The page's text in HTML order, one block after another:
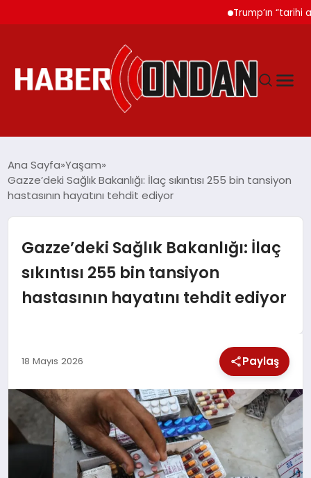
Trump’ın “tarihi
SIYASET
DÜNYA
EKONOMI
TEKNOLOJI
YAŞAM
Ana Sayfa Yaşam
Gazze’deki Sağlık Bakanlığı: İlaç sıkıntısı 255 bin tansiyon
hastasının hayatını tehdit ediyor
Gazze’deki Sağlık Bakanlığı: İlaç
sıkıntısı 255 bin tansiyon
hastasının hayatını tehdit ediyor
18 Mayıs 2026 Paylaş